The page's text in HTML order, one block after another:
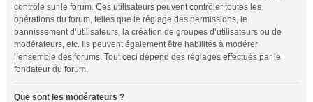
contrôle sur le forum. Ces utilisateurs peuvent contrôler toutes les
opérations du forum, telles que le réglage des permissions, le
bannissement d’utilisateurs, la création de groupes d’utilisateurs ou de
modérateurs, etc. Ils peuvent également être habilités à modérer
l’ensemble des forums. Tout ceci dépend des réglages effectués par le
fondateur du forum.
Que sont les modérateurs ?